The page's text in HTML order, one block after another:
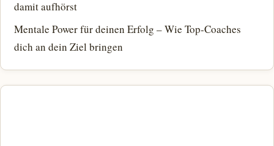
damit aufhörst
Mentale Power für deinen Erfolg – Wie Top-Coaches
dich an dein Ziel bringen